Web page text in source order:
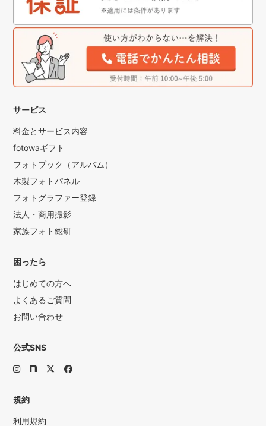
サービス
料金とサービス内容
fotowaギフト
フォトブック（アルバム）
木製フォトパネル
フォトグラファー登録
法人・商用撮影
家族フォト総研
困ったら
はじめての方へ
よくあるご質問
お問い合わせ
公式SNS
規約
利用規約